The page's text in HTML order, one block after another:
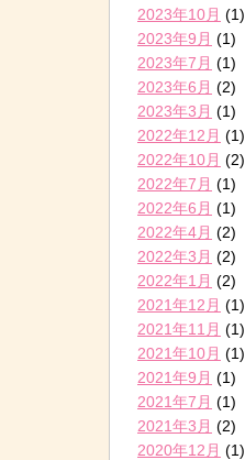
2023年10月 (1)
2023年9月 (1)
2023年7月 (1)
2023年6月 (2)
2023年3月 (1)
2022年12月 (1)
2022年10月 (2)
2022年7月 (1)
2022年6月 (1)
2022年4月 (2)
2022年3月 (2)
2022年1月 (2)
2021年12月 (1)
2021年11月 (1)
2021年10月 (1)
2021年9月 (1)
2021年7月 (1)
2021年3月 (2)
2020年12月 (1)